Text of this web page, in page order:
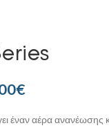
€
έναν αέρα ανανέωσης